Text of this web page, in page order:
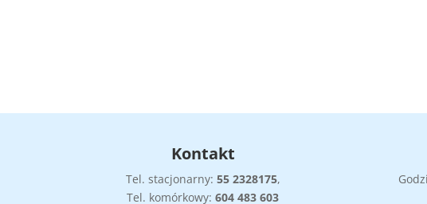
Kontakt
Tel. stacjonarny: 55 2328175,
Tel. komórkowy:604 483 603